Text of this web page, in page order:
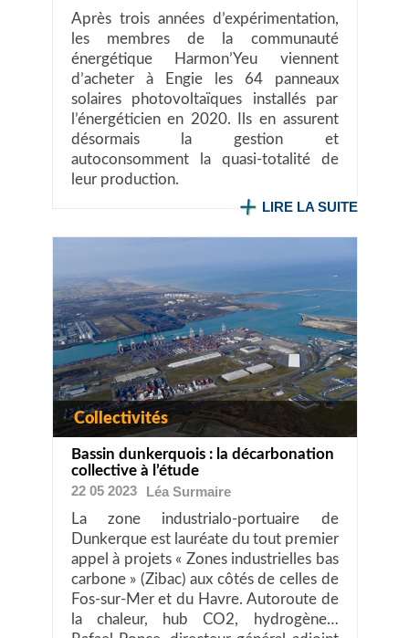
Après trois années d’expérimentation,
les membres de la communauté
énergétique Harmon’Yeu viennent
d’acheter à Engie les 64 panneaux
solaires photovoltaïques installés par
l’énergéticien en 2020. Ils en assurent
désormais la gestion et
autoconsomment la quasi-totalité de
leur production.
LIRE LA SUITE
Collectivités
Bassin dunkerquois : la décarbonation
collective à l’étude
22 05 2023
Léa Surmaire
La zone industrialo-portuaire de
Dunkerque est lauréate du tout premier
appel à projets « Zones industrielles bas
carbone » (Zibac) aux côtés de celles de
Fos-sur-Mer et du Havre. Autoroute de
la chaleur, hub CO2, hydrogène…